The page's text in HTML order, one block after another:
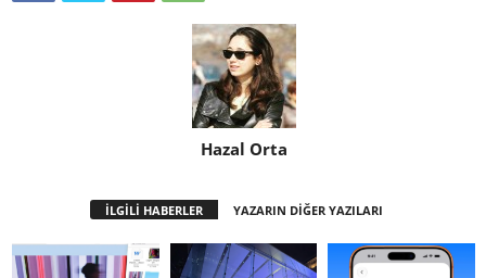
Hazal Orta
İLGİLİ HABERLER YAZARIN DİĞER YAZILARI